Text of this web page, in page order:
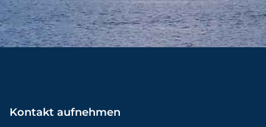
Kontakt aufnehmen